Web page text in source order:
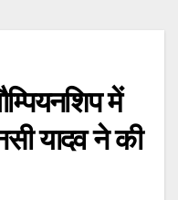
में
यादव ने की